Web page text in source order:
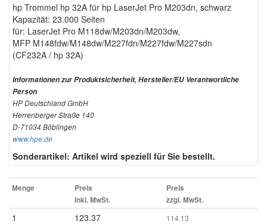
hp Trommel hp 32A für hp LaserJet Pro M203dn, schwarz
Kapazität: 23.000 Seiten
für: LaserJet Pro M118dw/M203dn/M203dw,
MFP M148fdw/M148dw/M227fdn/M227fdw/M227sdn
(CF232A / hp 32A)
Informationen zur Produktsicherheit, Hersteller/EU Verantwortliche
Person
HP Deutschland GmbH
Herrenberger Straße 140
D-71034 Böblingen
www.hpe.de
Sonderartikel: Artikel wird speziell für Sie bestellt.
Menge
Preis
inkl. MwSt.
Preis
zzgl. MwSt.
1 123.37 114.13